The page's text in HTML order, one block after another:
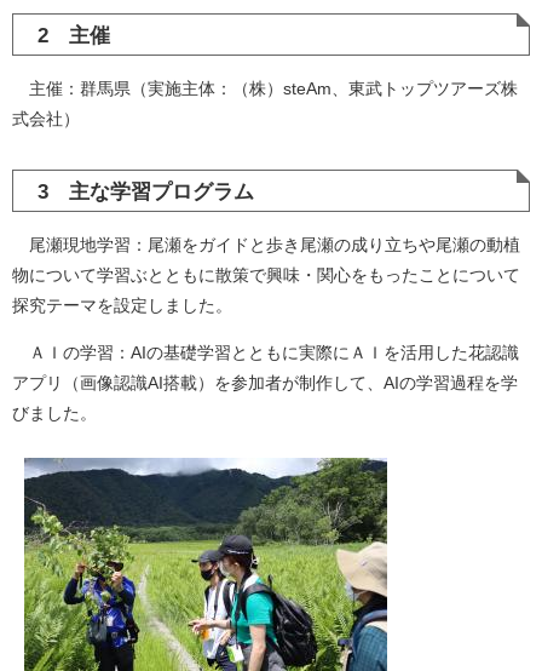
2 主催
主催：群馬県（実施主体：（株）steAm、東武トップツアーズ株
式会社）
3 主な学習プログラム
尾瀬現地学習：尾瀬をガイドと歩き尾瀬の成り立ちや尾瀬の動植
物について学習ぶとともに散策で興味・関心をもったことについて
探究テーマを設定しました。
ＡＩの学習：AIの基礎学習とともに実際にＡＩを活用した花認識
アプリ（画像認識AI搭載）を参加者が制作して、AIの学習過程を学
びました。